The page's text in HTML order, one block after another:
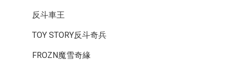
反斗車王
TOY STORY反斗奇兵
FROZN魔雪奇緣